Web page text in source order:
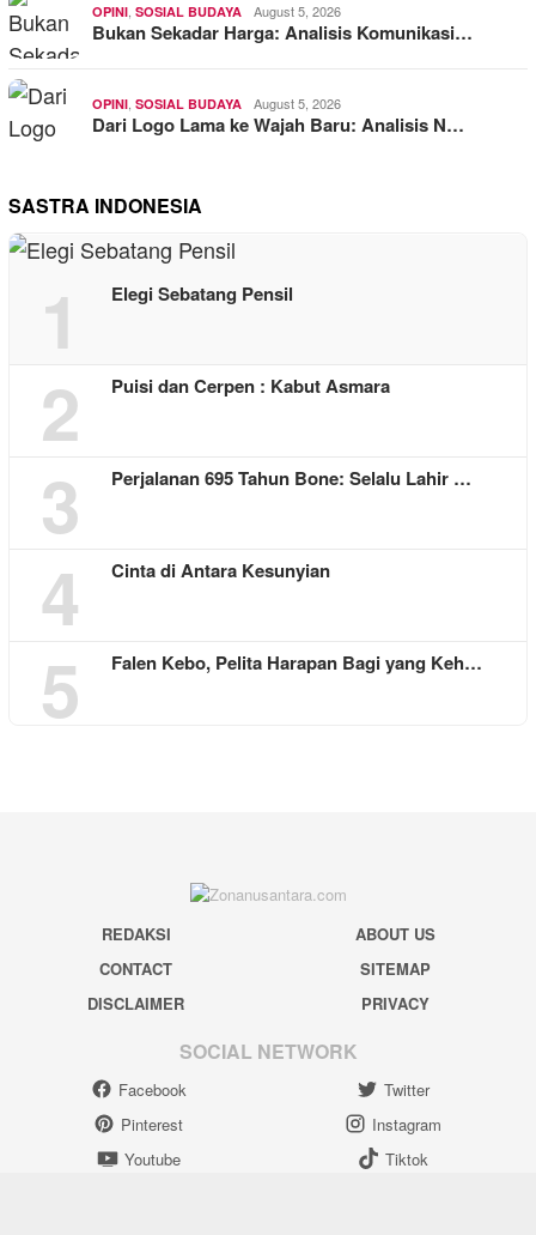
OPINI SOSIAL BUDAYA August 5, 2026
Bukan Sekadar Harga: Analisis Komunikasi…
OPINI SOSIAL BUDAYA August 5, 2026
Dari Logo Lama ke Wajah Baru: Analisis N…
SASTRA INDONESIA
1 Elegi Sebatang Pensil
2 Puisi dan Cerpen : Kabut Asmara
3 Perjalanan 695 Tahun Bone: Selalu Lahir …
4 Cinta di Antara Kesunyian
5 Falen Kebo, Pelita Harapan Bagi yang Keh…
REDAKSI
ABOUT US
CONTACT
SITEMAP
DISCLAIMER
PRIVACY
SOCIAL NETWORK
Facebook
Twitter
Pinterest
Instagram
Youtube
Tiktok